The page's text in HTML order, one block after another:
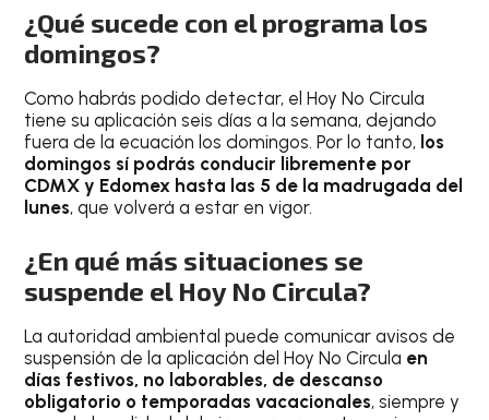
¿Qué sucede con el programa los
domingos?
Como habrás podido detectar, el Hoy No Circula
tiene su aplicación seis días a la semana, dejando
fuera de la ecuación los domingos. Por lo tanto, los
domingos sí podrás conducir libremente por
CDMX y Edomex hasta las 5 de la madrugada del
lunes, que volverá a estar en vigor.
¿En qué más situaciones se
suspende el Hoy No Circula?
La autoridad ambiental puede comunicar avisos de
suspensión de la aplicación del Hoy No Circula en
días festivos, no laborables, de descanso
obligatorio o temporadas vacacionales, siempre y